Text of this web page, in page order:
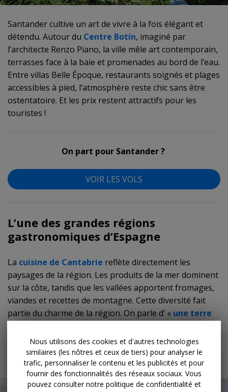
Santander cultive un art de vivre à la fois élégant et
détendu. Autour du Centre Botín, imaginé par
l’architecte Renzo Piano, la ville mêle art contemporain,
terrasses face à la baie et promenades au bord de l’eau.
Entre villas Belle Époque, restaurants soignés et plages
accessibles à pied, l’atmosphère reste chic sans être
ostentatoire. Et les prix restent attractifs pour les
touristes !
On part pour Santander ?
VOIR LES VOLS
L’une des grandes régions
gastronomiques d’Espagne
La cuisine de Cantabrie reflète directement les
paysages de la région. Les produits de la mer dominent
sur la côte, tandis que les vallées apportent fromages,
viandes et recettes de montagne. Cette diversité fait
partie du charme de la région. On parle d’ « une terre
Fruits de mer, poissons et célèbres anchois de
Santoña
Nous utilisons des cookies et d'autres technologies
similaires (les nôtres et ceux de tiers) pour analyser le
trafic, personnaliser le contenu et les publicités et pour
fournir des fonctionnalités des réseaux sociaux. Vous
pouvez consulter notre politique de confidentialité et